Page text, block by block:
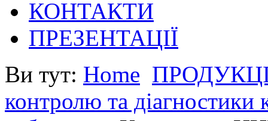
КОНТАКТИ
ПРЕЗЕНТАЦІЇ
Ви тут: Home
контролю та діагностики